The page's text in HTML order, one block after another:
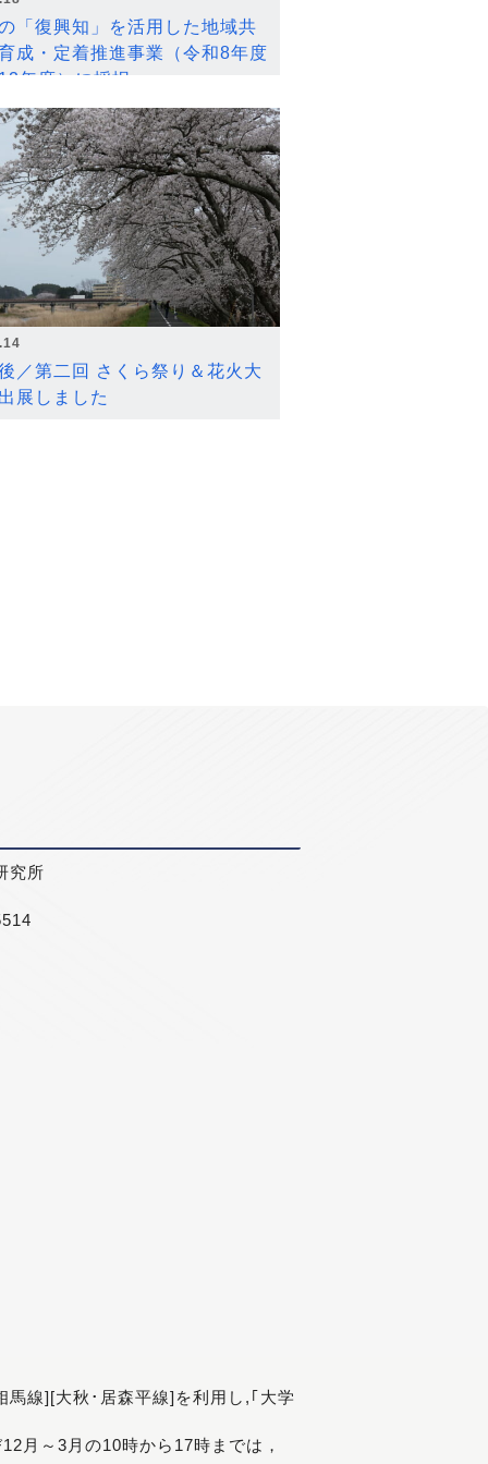
「復興知」を活用した地域共
成・定着推進事業（令和8年度
年度）に採択
／第二回 さくら祭り＆花火大
展しました
究所
線][大秋･居森平線]を利用し,｢大学
月～3月の10時から17時までは，